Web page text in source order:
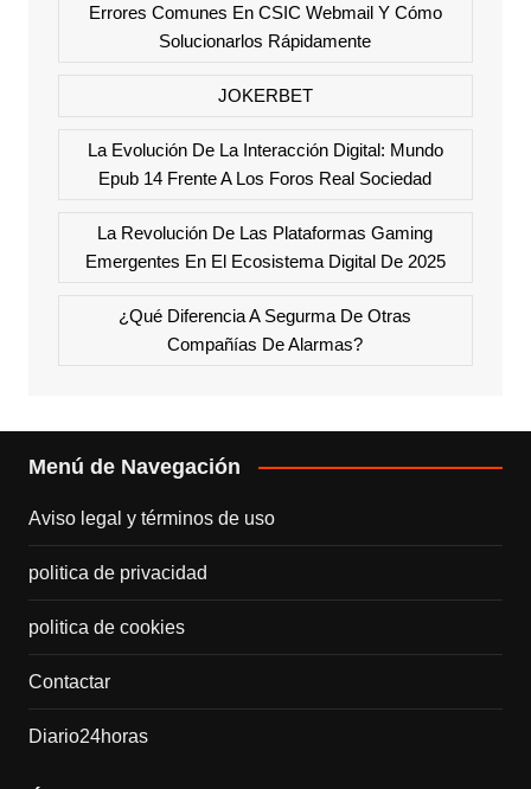
Errores Comunes En CSIC Webmail Y Cómo
Solucionarlos Rápidamente
JOKERBET
La Evolución De La Interacción Digital: Mundo
Epub 14 Frente A Los Foros Real Sociedad
La Revolución De Las Plataformas Gaming
Emergentes En El Ecosistema Digital De 2025
¿Qué Diferencia A Segurma De Otras
Compañías De Alarmas?
Menú de Navegación
Aviso legal y términos de uso
politica de privacidad
politica de cookies
Contactar
Diario24horas